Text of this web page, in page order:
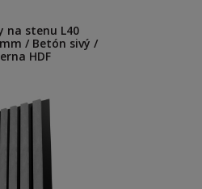
na stenu L40
/ Betón sivý /
HDF